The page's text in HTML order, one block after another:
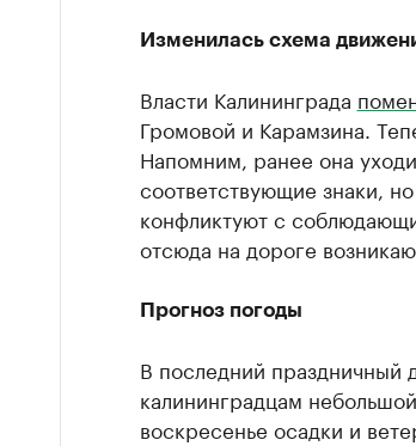
Изменилась схема
Власти Калининграда
Громовой и Карамзина.
Напомним, ранее она
соответствующие знаки,
конфликтуют с
отсюда на дороге
Прогноз погоды
В последний праздничный
калининградцам
воскресенье осадки и